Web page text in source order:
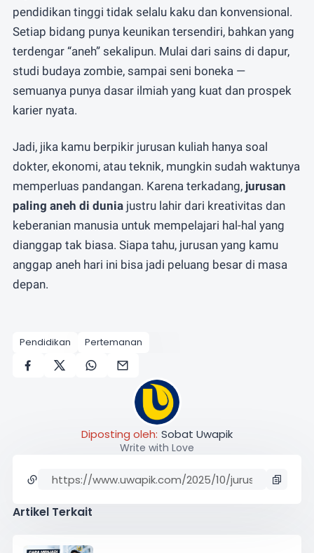
pendidikan tinggi tidak selalu kaku dan konvensional.
Setiap bidang punya keunikan tersendiri, bahkan yang
terdengar “aneh” sekalipun. Mulai dari sains di dapur,
studi budaya zombie, sampai seni boneka —
semuanya punya dasar ilmiah yang kuat dan prospek
karier nyata.
Jadi, jika kamu berpikir jurusan kuliah hanya soal
dokter, ekonomi, atau teknik, mungkin sudah waktunya
memperluas pandangan. Karena terkadang, jurusan
paling aneh di duniajustru lahir dari kreativitas dan
keberanian manusia untuk mempelajari hal-hal yang
dianggap tak biasa. Siapa tahu, jurusan yang kamu
anggap aneh hari ini bisa jadi peluang besar di masa
depan.
Pendidikan Pertemanan
Diposting oleh: Sobat Uwapik
Write with Love
Artikel Terkait